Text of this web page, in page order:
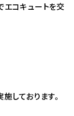
コキュートを交
しております。